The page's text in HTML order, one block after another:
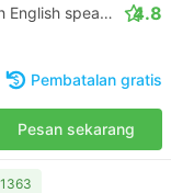
Daytrip private transfer with English speaking driver 4.8
Pembatalan gratis
Pesan sekarang